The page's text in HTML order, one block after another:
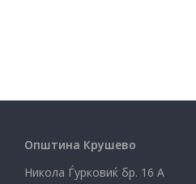
Општина Крушево
Никола Ѓурковиќ бр. 16 А